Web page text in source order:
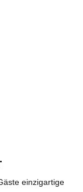
einzigartige